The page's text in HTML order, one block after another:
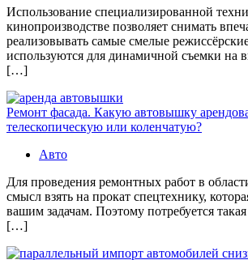
Использование специализированной
кинопроизводстве позволяет снимать
реализовывать самые смелые
используются для динамичной съемки на
[…]
Ремонт фасада. Какую автовышку
телескопическую или коленчатую?
Авто
Для проведения ремонтных работ в
смысл взять на прокат спецтехнику,
вашим задачам. Поэтому потребуется
[…]